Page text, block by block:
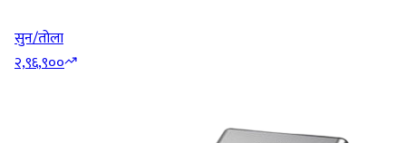
सुन/तोला
२,९६,९००